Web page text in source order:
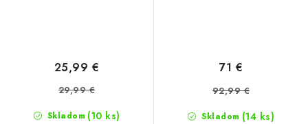
Skladom (10 ks)
25,99 €
29,99 €
Skladom (14 ks)
71 €
92,99 €